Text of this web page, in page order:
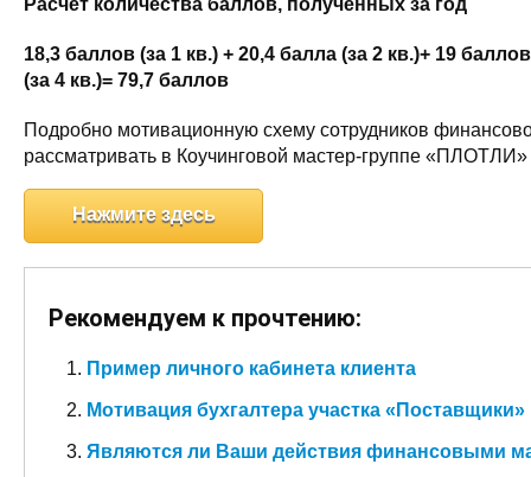
Расчет количества баллов, полученных за год
18,3 баллов (за 1 кв.) + 20,4 балла (за 2 кв.)+ 19
(за 4 кв.)= 79,7 баллов
Подробно мотивационную схему сотрудников
рассматривать в Коучинговой мастер-группе «ПЛОТЛИ»
Нажмите здесь
Рекомендуем к прочтению:
Пример личного кабинета клиента
Мотивация бухгалтера участка «Поставщики»
Являются ли Ваши действия финансовыми